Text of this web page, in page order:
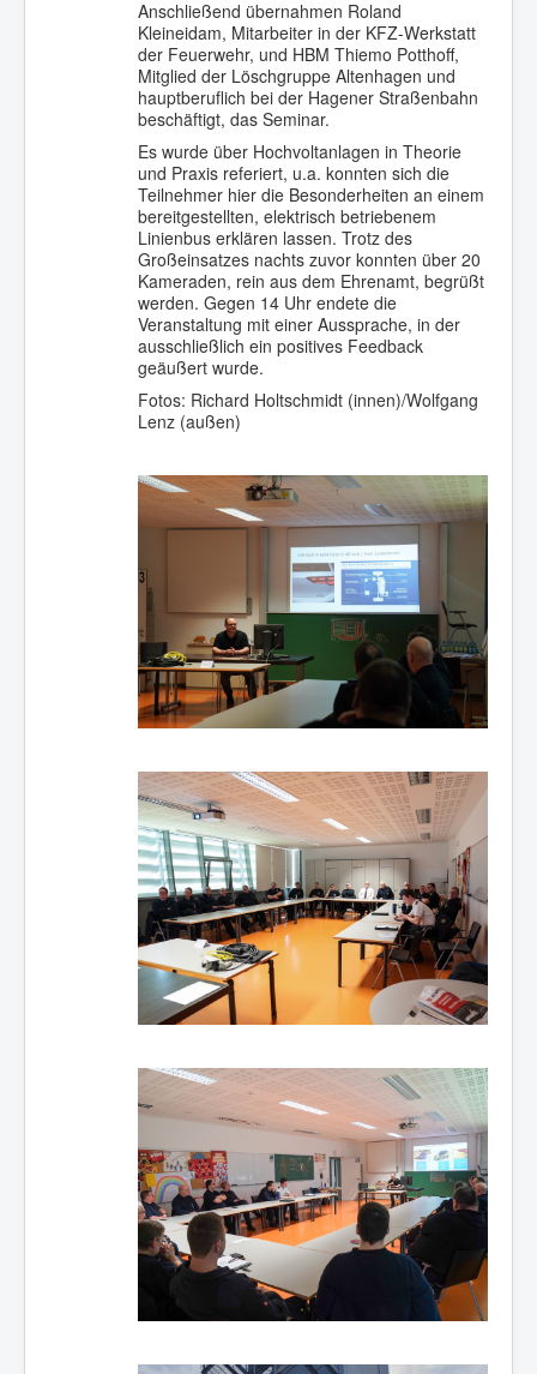
Anschließend übernahmen Roland
Kleineidam, Mitarbeiter in der KFZ-Werkstatt
der Feuerwehr, und HBM Thiemo Potthoff,
Mitglied der Löschgruppe Altenhagen und
hauptberuflich bei der Hagener Straßenbahn
beschäftigt, das Seminar.
Es wurde über Hochvoltanlagen in Theorie
und Praxis referiert, u.a. konnten sich die
Teilnehmer hier die Besonderheiten an einem
bereitgestellten, elektrisch betriebenem
Linienbus erklären lassen. Trotz des
Großeinsatzes nachts zuvor konnten über 20
Kameraden, rein aus dem Ehrenamt, begrüßt
werden. Gegen 14 Uhr endete die
Veranstaltung mit einer Aussprache, in der
ausschließlich ein positives Feedback
geäußert wurde.
Fotos: Richard Holtschmidt (innen)/Wolfgang
Lenz (außen)